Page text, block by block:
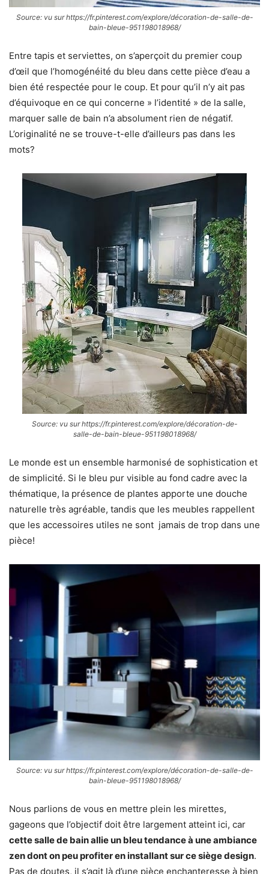
Source: vu sur https://fr.pinterest.com/explore/décoration-de-salle-de-
bain-bleue-951198018968/
Entre tapis et serviettes, on s’aperçoit du premier coup
d’œil que l’homogénéité du bleu dans cette pièce d’eau a
bien été respectée pour le coup. Et pour qu’il n’y ait pas
d’équivoque en ce qui concerne » l’identité » de la salle,
marquer salle de bain n’a absolument rien de négatif.
L’originalité ne se trouve-t-elle d’ailleurs pas dans les
mots?
Source: vu sur https://fr.pinterest.com/explore/décoration-de-
salle-de-bain-bleue-951198018968/
Le monde est un ensemble harmonisé de sophistication et
de simplicité. Si le bleu pur visible au fond cadre avec la
thématique, la présence de plantes apporte une douche
naturelle très agréable, tandis que les meubles rappellent
que les accessoires utiles ne sont jamais de trop dans une
pièce!
Source: vu sur https://fr.pinterest.com/explore/décoration-de-salle-de-
bain-bleue-951198018968/
Nous parlions de vous en mettre plein les mirettes,
gageons que l’objectif doit être largement atteint ici, car
cette salle de bain allie un bleu tendance à une ambiance
zen dont on peu profiter en installant sur ce siège design.
Pas de doutes, il s’agit là d’une pièce enchanteresse à bien